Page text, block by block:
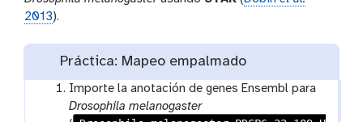
2013).
Práctica: Mapeo empalmado
Importe la anotación de genes Ensembl para
Drosophila melanogaster